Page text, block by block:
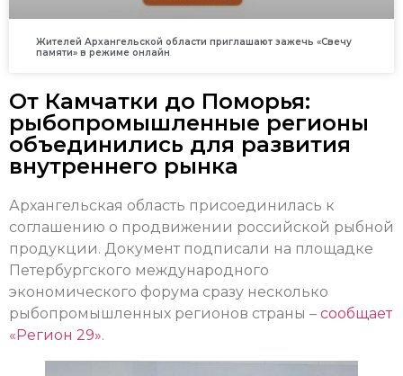
Жителей Архангельской области приглашают зажечь «Свечу
памяти» в режиме онлайн
От Камчатки до Поморья:
рыбопромышленные регионы
объединились для развития
внутреннего рынка
Архангельская область присоединилась к
соглашению о продвижении российской рыбной
продукции. Документ подписали на площадке
Петербургского международного
экономического форума сразу несколько
рыбопромышленных регионов страны – сообщает
«Регион 29».